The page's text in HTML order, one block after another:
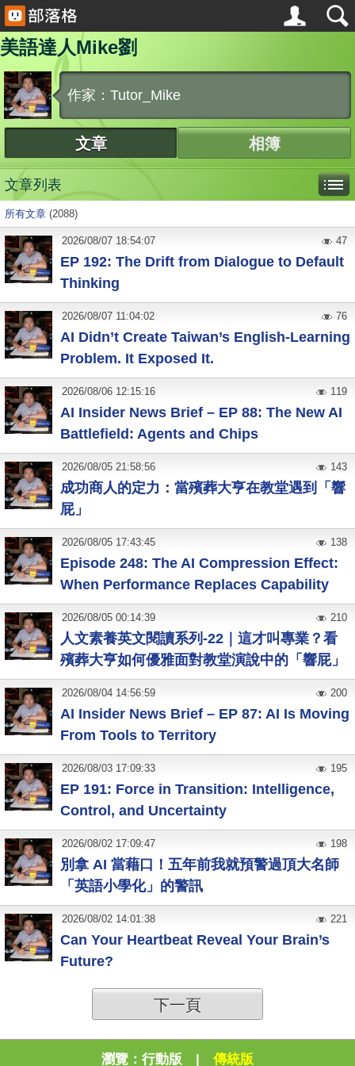
美語達人Mike劉
作家：Tutor_Mike
文章 相簿
文章列表
所有文章 (2088)
EP 192: The Drift from Dialogue to Default
Thinking
2026/08/07 18:54:07 47
AI Didn’t Create Taiwan’s English-Learning
Problem. It Exposed It.
2026/08/07 11:04:02 76
AI Insider News Brief – EP 88: The New AI
Battlefield: Agents and Chips
2026/08/06 12:15:16 119
成功商人的定力：當殯葬大亨在教堂遇到「響
屁」
2026/08/05 21:58:56 143
Episode 248: The AI Compression Effect:
When Performance Replaces Capability
2026/08/05 17:43:45 138
人文素養英文閱讀系列-22｜這才叫專業？看
殯葬大亨如何優雅面對教堂演說中的「響屁」
2026/08/05 00:14:39 210
AI Insider News Brief – EP 87: AI Is Moving
From Tools to Territory
2026/08/04 14:56:59 200
EP 191: Force in Transition: Intelligence,
Control, and Uncertainty
2026/08/03 17:09:33 195
別拿 AI 當藉口！五年前我就預警過頂大名師
「英語小學化」的警訊
2026/08/02 17:09:47 198
Can Your Heartbeat Reveal Your Brain’s
Future?
2026/08/02 14:01:38 221
下一頁
瀏覽： 行動版 | 傳統版